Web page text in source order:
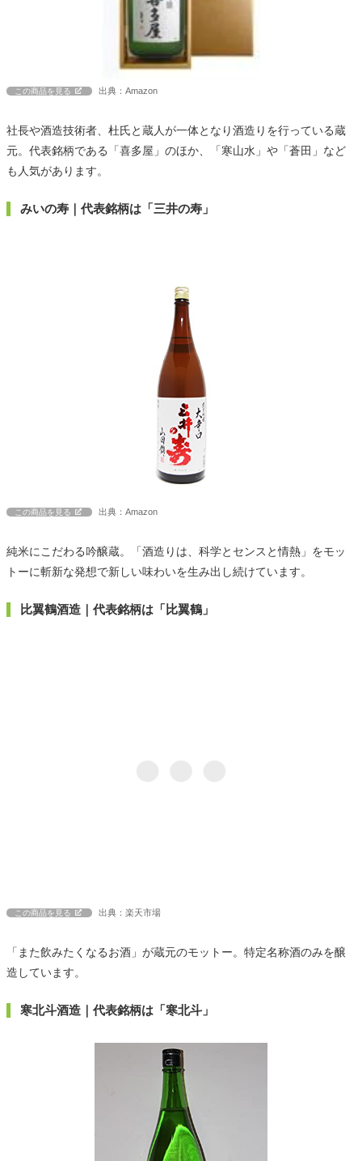
この商品を見る 出典：Amazon
社長や酒造技術者、杜氏と蔵人が一体となり酒造りを行っている蔵
元。代表銘柄である「喜多屋」のほか、「寒山水」や「蒼田」など
も人気があります。
みいの寿｜代表銘柄は「三井の寿」
この商品を見る 出典：Amazon
純米にこだわる吟醸蔵。「酒造りは、科学とセンスと情熱」をモッ
トーに斬新な発想で新しい味わいを生み出し続けています。
比翼鶴酒造｜代表銘柄は「比翼鶴」
この商品を見る 出典：楽天市場
「また飲みたくなるお酒」が蔵元のモットー。特定名称酒のみを醸
造しています。
寒北斗酒造｜代表銘柄は「寒北斗」